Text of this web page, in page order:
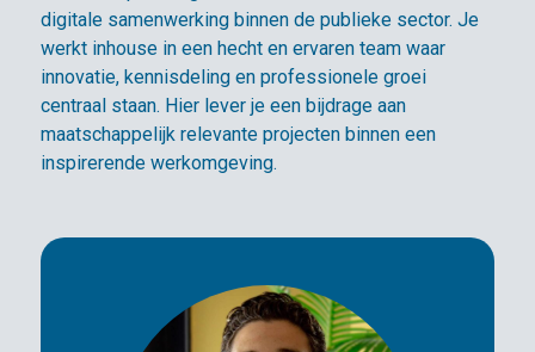
digitale samenwerking binnen de publieke sector. Je
werkt inhouse in een hecht en ervaren team waar
innovatie, kennisdeling en professionele groei
centraal staan. Hier lever je een bijdrage aan
maatschappelijk relevante projecten binnen een
inspirerende werkomgeving.